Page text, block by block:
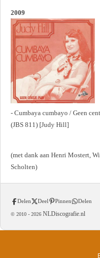
2009
- Cumbaya cumbayo / Geen
(JBS 811) [Judy Hill]
(met dank aan Henri Mostert,
Scholten)
Delen Deel Pinnen Delen
© 2010 - 2026 NLDiscografie.nl